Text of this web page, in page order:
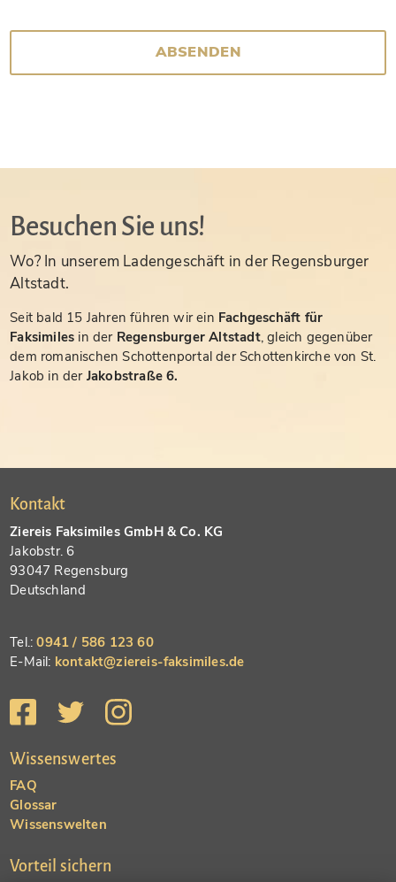
ABSENDEN
Besuchen Sie uns!
Wo? In unserem Ladengeschäft in der Regensburger
Altstadt.
Seit bald 15 Jahren führen wir ein Fachgeschäft für
Faksimiles in der Regensburger Altstadt, gleich gegenüber
dem romanischen Schottenportal der Schottenkirche von St.
Jakob in der Jakobstraße 6.
Kontakt
Ziereis Faksimiles GmbH & Co. KG
Jakobstr. 6
93047 Regensburg
Deutschland
Tel.:0941 / 586 123 60
E-Mail: kontakt@ziereis-faksimiles.de
Wissenswertes
FAQ
Glossar
Wissenswelten
Vorteil sichern